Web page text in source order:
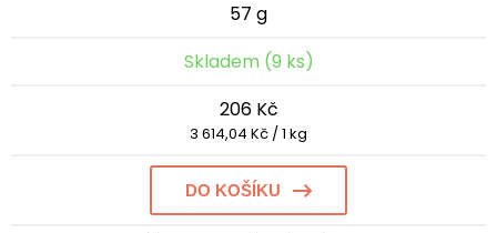
57 g
Skladem (9 ks)
206 Kč
3 614,04 Kč / 1 kg
DO KOŠÍKU